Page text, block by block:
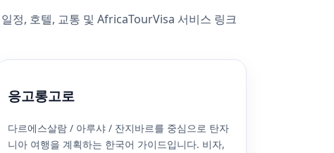
정, 호텔, 교통 및 AfricaTourVisa 서비스 링크
응고롱고로
다르에스살람 / 아루샤 / 잔지바르를 중심으로 탄자
니아 여행을 계획하는 한국어 가이드입니다. 비자,